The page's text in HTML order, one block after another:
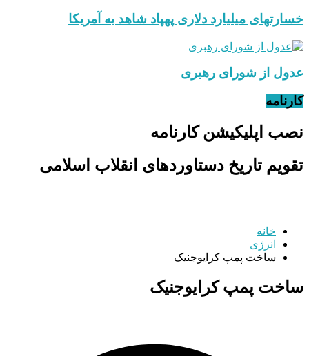
خسارتهای میلیارد دلاری پهپاد شاهد به آمریکا
عدول از شورای رهبری
کارنامه
نصب اپلیکیشن کارنامه
تقویم تاریخ دستاوردهای انقلاب اسلامی
خانه
انرژی
ساخت پمپ کرایوجنیک
ساخت پمپ کرایوجنیک